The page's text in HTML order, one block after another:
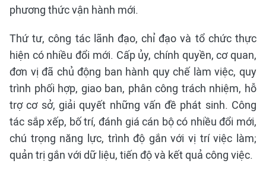
phương thức vận hành mới.
Thứ tư, công tác lãnh đạo, chỉ đạo và tổ chức thực
hiện có nhiều đổi mới. Cấp ủy, chính quyền, cơ quan,
đơn vị đã chủ động ban hành quy chế làm việc, quy
trình phối hợp, giao ban, phân công trách nhiệm, hỗ
trợ cơ sở, giải quyết những vấn đề phát sinh. Công
tác sắp xếp, bố trí, đánh giá cán bộ có nhiều đổi mới,
chú trọng năng lực, trình độ gắn với vị trí việc làm;
quản trị gắn với dữ liệu, tiến độ và kết quả công việc.